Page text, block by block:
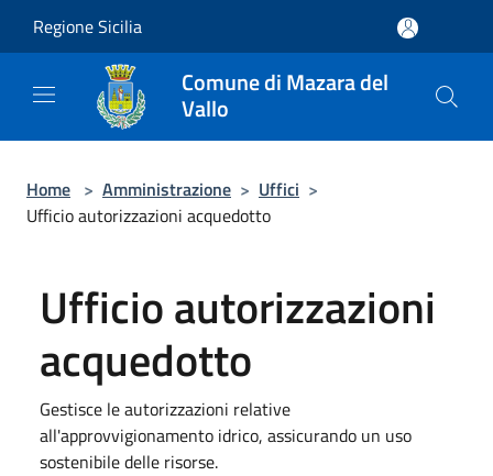
Regione Sicilia
Comune di Mazara del
Vallo
Home > Amministrazione > Uffici >
Ufficio autorizzazioni acquedotto
Ufficio autorizzazioni
acquedotto
Gestisce le autorizzazioni relative
all'approvvigionamento idrico, assicurando un uso
sostenibile delle risorse.